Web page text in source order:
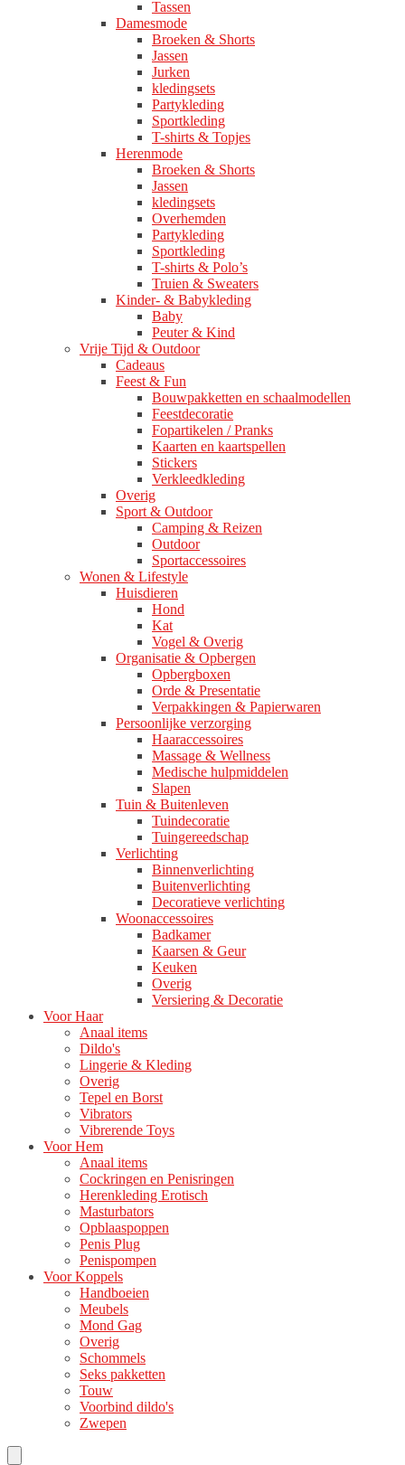
Tassen
Damesmode
Broeken & Shorts
Jassen
Jurken
kledingsets
Partykleding
Sportkleding
T-shirts & Topjes
Herenmode
Broeken & Shorts
Jassen
kledingsets
Overhemden
Partykleding
Sportkleding
T-shirts & Polo’s
Truien & Sweaters
Kinder- & Babykleding
Baby
Peuter & Kind
Vrije Tijd & Outdoor
Cadeaus
Feest & Fun
Bouwpakketten en schaalmodellen
Feestdecoratie
Fopartikelen / Pranks
Kaarten en kaartspellen
Stickers
Verkleedkleding
Overig
Sport & Outdoor
Camping & Reizen
Outdoor
Sportaccessoires
Wonen & Lifestyle
Huisdieren
Hond
Kat
Vogel & Overig
Organisatie & Opbergen
Opbergboxen
Orde & Presentatie
Verpakkingen & Papierwaren
Persoonlijke verzorging
Haaraccessoires
Massage & Wellness
Medische hulpmiddelen
Slapen
Tuin & Buitenleven
Tuindecoratie
Tuingereedschap
Verlichting
Binnenverlichting
Buitenverlichting
Decoratieve verlichting
Woonaccessoires
Badkamer
Kaarsen & Geur
Keuken
Overig
Versiering & Decoratie
Voor Haar
Anaal items
Dildo's
Lingerie & Kleding
Overig
Tepel en Borst
Vibrators
Vibrerende Toys
Voor Hem
Anaal items
Cockringen en Penisringen
Herenkleding Erotisch
Masturbators
Opblaaspoppen
Penis Plug
Penispompen
Voor Koppels
Handboeien
Meubels
Mond Gag
Overig
Schommels
Seks pakketten
Touw
Voorbind dildo's
Zwepen